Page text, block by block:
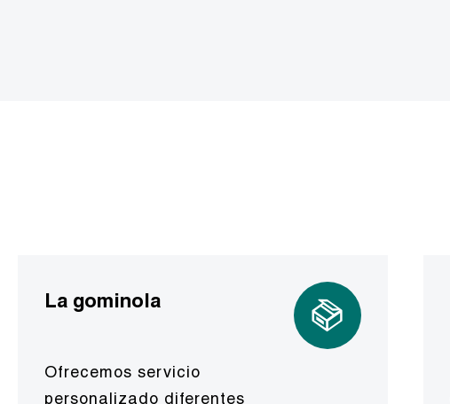
La gominola
Ofrecemos servicio
personalizado diferentes